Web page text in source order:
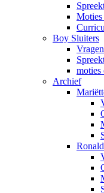
Moties
Boy Sluiters
Vragen
moties
Archief